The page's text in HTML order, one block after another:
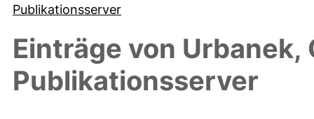
Publikationsserver
Einträge von Urbanek,
Publikationsserver